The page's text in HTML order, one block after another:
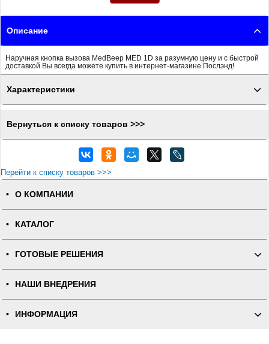
Описание
Наручная кнопка вызова MedBeep MED 1D за разумную цену и с быстрой
доставкой Вы всегда можете купить в интернет-магазине Послэнд!
Характеристики
Вернуться к списку товаров >>>
Перейти к списку товаров >>>
О КОМПАНИИ
КАТАЛОГ
ГОТОВЫЕ РЕШЕНИЯ
НАШИ ВНЕДРЕНИЯ
ИНФОРМАЦИЯ